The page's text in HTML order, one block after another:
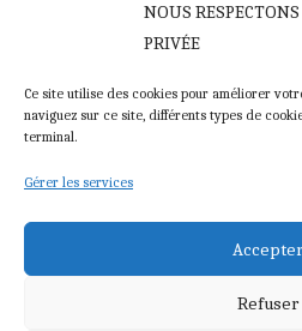
NOUS
PRIVÉE
Ce site utilise des cookies pour améliorer
naviguez sur ce site, différents types de
terminal.
Gérer les services
Refuser
28 novembre 2025
© 2026 Diocèse
Association